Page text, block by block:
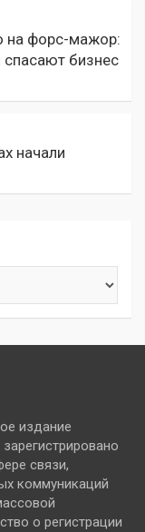
на форс-мажор:
бизнес
начали
издание
зарегистрировано
связи,
коммуникаций
о регистрации